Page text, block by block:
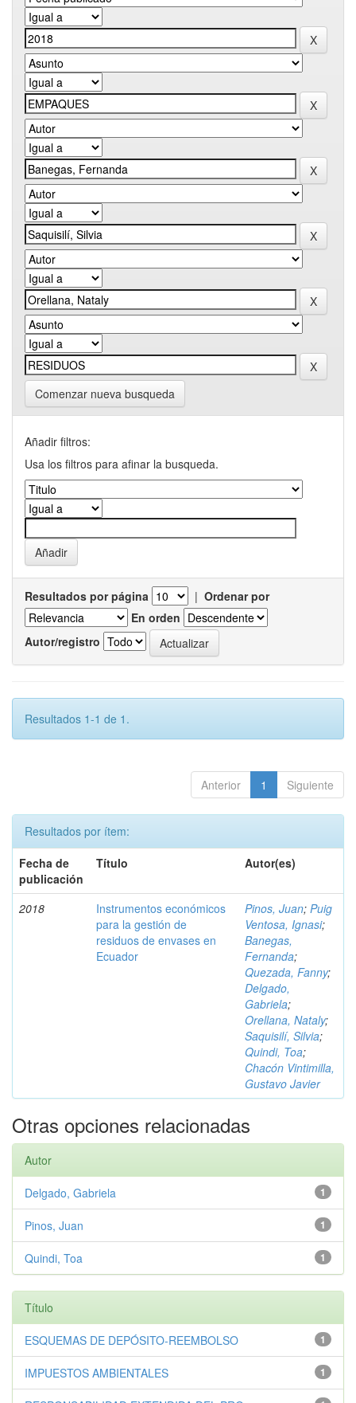
Comenzar nueva busqueda
Añadir filtros:
Usa los filtros para afinar la busqueda.
Resultados por página | Ordenar por
En orden
Autor/registro
Resultados 1-1 de 1.
Anterior 1 Siguiente
Resultados por ítem:
Fecha de
publicación
Título Autor(es)
2018
Instrumentos económicos
para la gestión de
residuos de envases en
Ecuador
Pinos, Juan; Puig
Ventosa, Ignasi;
Banegas,
Fernanda;
Quezada, Fanny;
Delgado,
Gabriela;
Orellana, Nataly;
Saquisilí, Silvia;
Quindi, Toa;
Chacón Vintimilla,
Gustavo Javier
Otras opciones relacionadas
Autor
1
Delgado, Gabriela
1
Pinos, Juan
1
Quindi, Toa
Título
1
ESQUEMAS DE DEPÓSITO-REEMBOLSO
1
IMPUESTOS AMBIENTALES